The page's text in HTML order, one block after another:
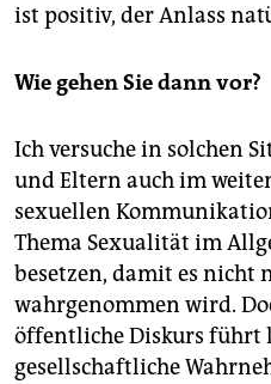
ist positiv, der Anlass
Wie gehen Sie dann vor?
Ich versuche in solchen
und Eltern auch im
sexuellen
Thema Sexualität im
besetzen, damit es nicht
wahrgenommen wird.
öffentliche Diskurs führt
gesellschaftliche